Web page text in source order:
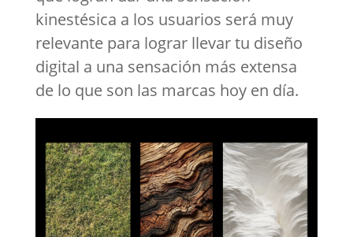
kinestésica a los usuarios será muy
relevante para lograr llevar tu diseño
digital a una sensación más extensa
de lo que son las marcas hoy en día.